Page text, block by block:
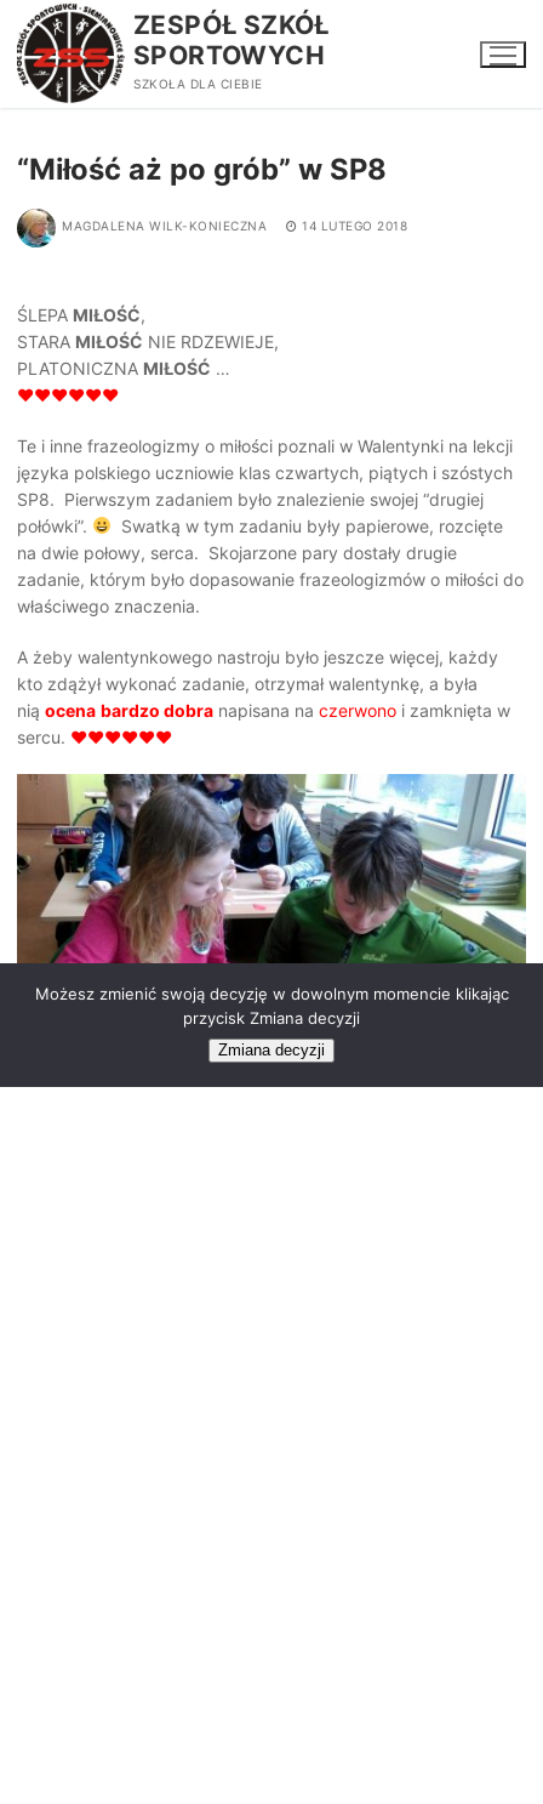
Przejdź
do
treści
ZESPÓŁ SZKÓŁ
SPORTOWYCH
SZKOŁA DLA CIEBIE
“Miłość aż po grób” w SP8
MAGDALENA WILK-KONIECZNA 14 LUTEGO 2018
ŚLEPA MIŁOŚĆ,
STARA MIŁOŚĆ NIE RDZEWIEJE,
PLATONICZNA MIŁOŚĆ …
♥♥♥♥♥♥
Te i inne frazeologizmy o miłości poznali w Walentynki na lekcji
języka polskiego uczniowie klas czwartych, piątych i szóstych
SP8. Pierwszym zadaniem było znalezienie swojej “drugiej
połówki”.
Swatką w tym zadaniu były papierowe, rozcięte
na dwie połowy, serca. Skojarzone pary dostały drugie
zadanie, którym było dopasowanie frazeologizmów o miłości do
właściwego znaczenia.
A żeby walentynkowego nastroju było jeszcze więcej, każdy
kto zdążył wykonać zadanie, otrzymał walentynkę, a była
nią ocena bardzo dobra napisana na czerwono i zamknięta w
sercu. ♥♥♥♥♥♥
Możesz zmienić swoją decyzję w dowolnym momencie klikając
przycisk Zmiana decyzji
Zmiana decyzji